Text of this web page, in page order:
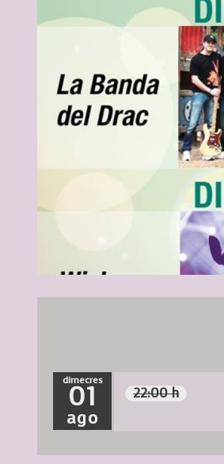
dimecres
01
ago
22:00 h